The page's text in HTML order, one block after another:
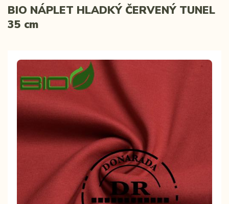
BIO NÁPLET HLADKÝ ČERVENÝ TUNEL
35 cm